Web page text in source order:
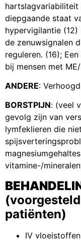
hartslagvariabiliteit
diepgaande staat
hypervigilantie
de zenuwsignalen
reguleren. (16);
bij mensen met
ANDERE:
BORSTPIJN: (veel
gevolg zijn van
lymfeklieren die
vitamine-/
patiënten)
IV